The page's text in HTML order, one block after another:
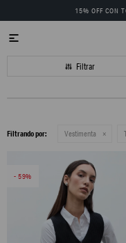
15% OFF CON

Filtrando por: Vestimenta
59